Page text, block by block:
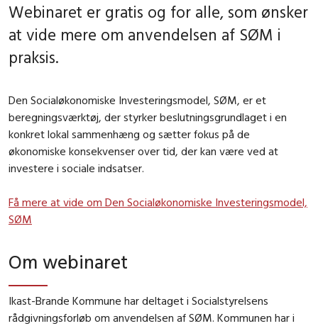
Webinaret er gratis og for alle, som ønsker
at vide mere om anvendelsen af SØM i
praksis.
Den Socialøkonomiske Investeringsmodel, SØM, er et
beregningsværktøj, der styrker beslutningsgrundlaget i en
konkret lokal sammenhæng og sætter fokus på de
økonomiske konsekvenser over tid, der kan være ved at
investere i sociale indsatser.
Få mere at vide om Den Socialøkonomiske Investeringsmodel,
SØM
Om webinaret
Ikast-Brande Kommune har deltaget i Socialstyrelsens
rådgivningsforløb om anvendelsen af SØM. Kommunen har i